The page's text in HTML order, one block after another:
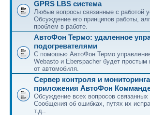
GPRS LBS система
Любые вопросы связанные с работой
Обсуждение его принципов работы,
проблем в работе.
АвтоФон Термо: удаленное
подогревателями
С помошью АвтоФон Термо
Webasto и Eberspacher будет
от автомобиля.
Сервер контроля и
приложения АвтоФон
Обсуждение всех вопросов
Сообщения об ошибках, путях их
т.д..